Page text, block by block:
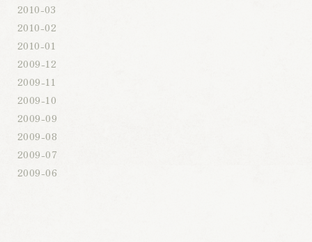
2010-03
2010-02
2010-01
2009-12
2009-11
2009-10
2009-09
2009-08
2009-07
2009-06